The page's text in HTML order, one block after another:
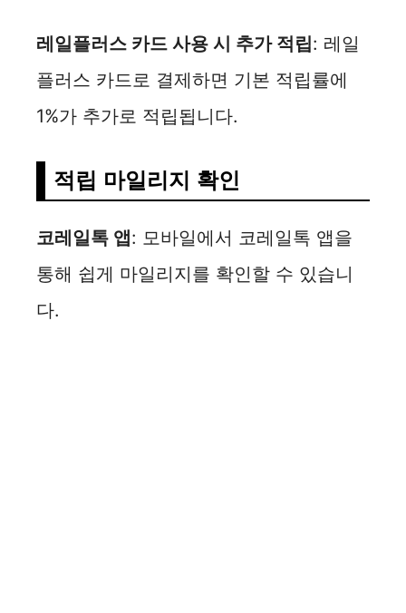
레일플러스 카드 사용 시 추가 적립: 레일
플러스 카드로 결제하면 기본 적립률에
1%가 추가로 적립됩니다.
적립 마일리지 확인
코레일톡 앱: 모바일에서 코레일톡 앱을
통해 쉽게 마일리지를 확인할 수 있습니
다.